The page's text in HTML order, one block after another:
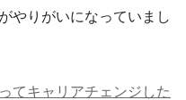
やりがいになっていまし
てキャリアチェンジした